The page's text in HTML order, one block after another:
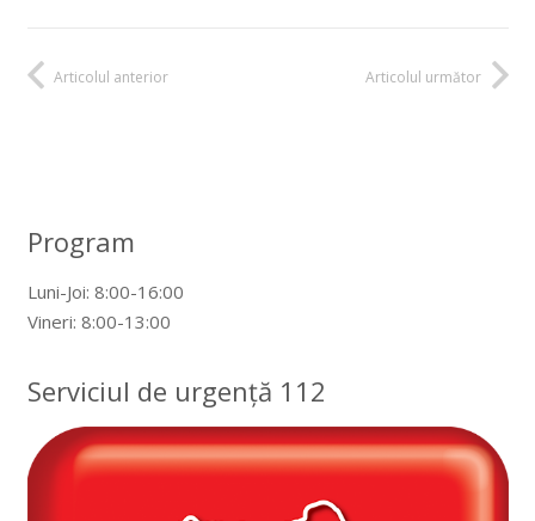
Articolul anterior Articolul următor
Program
Luni-Joi: 8:00-16:00
Vineri: 8:00-13:00
Serviciul de urgență 112